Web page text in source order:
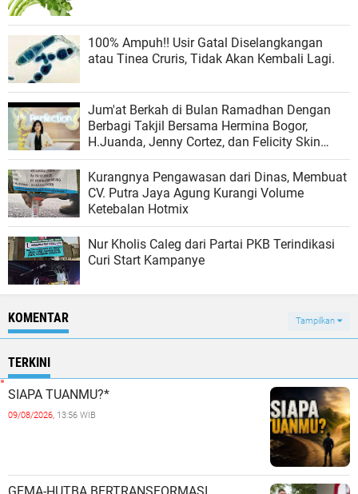
100% Ampuh!! Usir Gatal Diselangkangan
atau Tinea Cruris, Tidak Akan Kembali Lagi.
Jum'at Berkah di Bulan Ramadhan Dengan
Berbagi Takjil Bersama Hermina Bogor,
H.Juanda, Jenny Cortez, dan Felicity Skin
Clinic
Kurangnya Pengawasan dari Dinas, Membuat
CV. Putra Jaya Agung Kurangi Volume
Ketebalan Hotmix
Nur Kholis Caleg dari Partai PKB Terindikasi
Curi Start Kampanye
KOMENTAR Tampilkan
TERKINI
SIAPA TUANMU?*
09/08/2026, 13:56 WIB